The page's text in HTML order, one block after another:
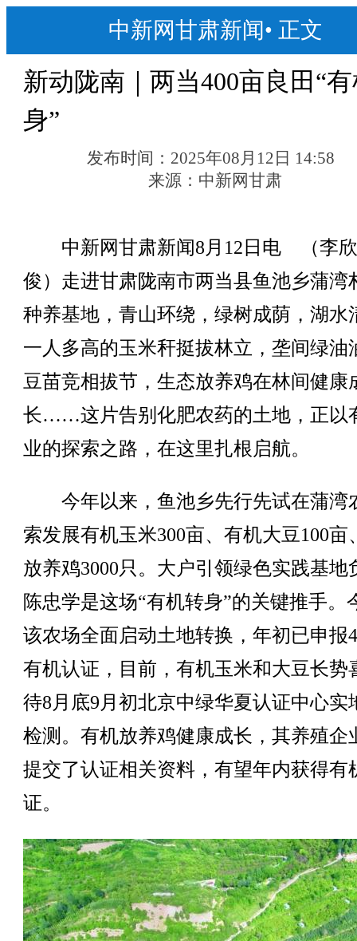
中新网甘肃新闻• 正文
新动陇南｜两当400亩良田“
身”
发布时间： 2025年08月12日 14:58
来源： 中新网甘肃
中新网甘肃新闻8月12日电 （李欣
俊）走进甘肃陇南市两当县鱼池乡蒲湾
种养基地，青山环绕，绿树成荫，湖水
一人多高的玉米秆挺拔林立，垄间绿油
豆苗竞相拔节，生态放养鸡在林间健康
长……这片告别化肥农药的土地，正以
业的探索之路，在这里扎根启航。
今年以来，鱼池乡先行先试在蒲湾
索发展有机玉米300亩、有机大豆100亩
放养鸡3000只。大户引领绿色实践基地
陈忠学是这场“有机转身”的关键推手。
该农场全面启动土地转换，年初已申报
有机认证，目前，有机玉米和大豆长势
待8月底9月初北京中绿华夏认证中心实
检测。有机放养鸡健康成长，其养殖企
提交了认证相关资料，有望年内获得有
证。